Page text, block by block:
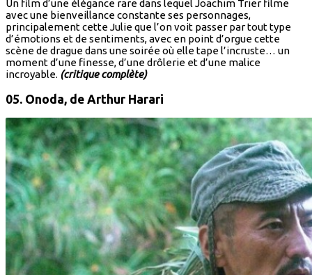
Un film d’une élégance rare dans lequel Joachim Trier filme
avec une bienveillance constante ses personnages,
principalement cette Julie que l’on voit passer par tout type
d’émotions et de sentiments, avec en point d’orgue cette
scène de drague dans une soirée où elle tape l’incruste… un
moment d’une finesse, d’une drôlerie et d’une malice
incroyable. (critique complète)
05. Onoda, de Arthur Harari